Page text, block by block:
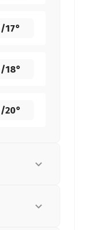
/17°
/18°
/20°